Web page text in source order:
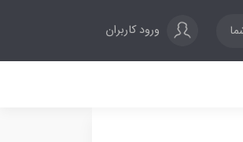
ورود کاربران